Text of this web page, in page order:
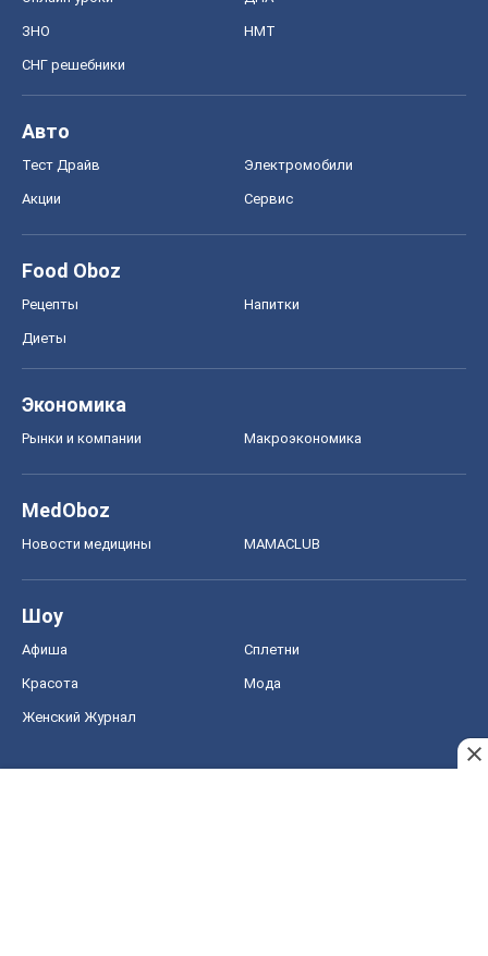
ЗНО НМТ
СНГ решебники
Авто
Тест Драйв Электромобили
Акции Сервис
Food Oboz
Рецепты Напитки
Диеты
Экономика
Рынки и компании Mакроэкономика
MedOboz
Новости медицины MAMACLUB
Шоу
Афиша Сплетни
Красота Мода
Женский Журнал